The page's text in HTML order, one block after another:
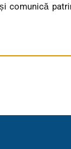
comunică